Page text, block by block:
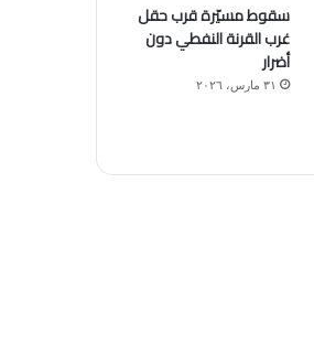
سقوط مسيّرة قرب حقل
غرب القرنة النفطي دون
أضرار
٣١ مارس، ٢٠٢٦